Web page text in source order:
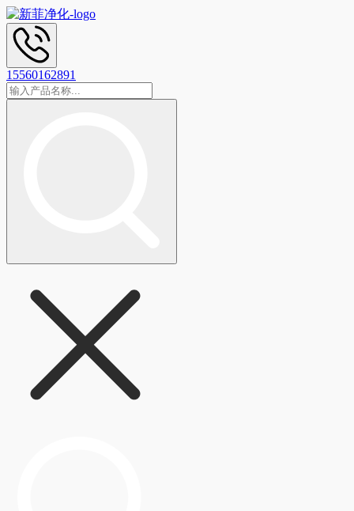
15560162891